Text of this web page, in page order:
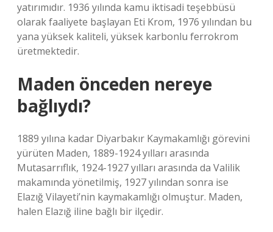
yatırımıdır. 1936 yılında kamu iktisadi teşebbüsü
olarak faaliyete başlayan Eti Krom, 1976 yılından bu
yana yüksek kaliteli, yüksek karbonlu ferrokrom
üretmektedir.
Maden önceden nereye
bağlıydı?
1889 yılına kadar Diyarbakır Kaymakamlığı görevini
yürüten Maden, 1889-1924 yılları arasında
Mutasarrıflık, 1924-1927 yılları arasında da Valilik
makamında yönetilmiş, 1927 yılından sonra ise
Elazığ Vilayeti’nin kaymakamlığı olmuştur. Maden,
halen Elazığ iline bağlı bir ilçedir.